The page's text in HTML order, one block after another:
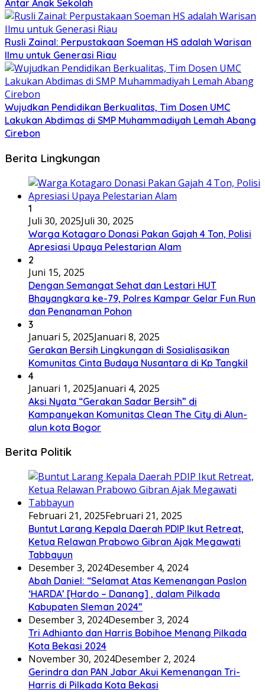
Antar Anak Sekolah
Rusli Zainal: Perpustakaan Soeman HS adalah Warisan
Ilmu untuk Generasi Riau
Wujudkan Pendidikan Berkualitas, Tim Dosen UMC
Lakukan Abdimas di SMP Muhammadiyah Lemah Abang
Cirebon
Berita Lingkungan
1
Juli 30, 2025Juli 30, 2025
Warga Kotagaro Donasi Pakan Gajah 4 Ton, Polisi
Apresiasi Upaya Pelestarian Alam
2
Juni 15, 2025
Dengan Semangat Sehat dan Lestari HUT
Bhayangkara ke-79, Polres Kampar Gelar Fun Run
dan Penanaman Pohon
3
Januari 5, 2025Januari 8, 2025
Gerakan Bersih Lingkungan di Sosialisasikan
Komunitas Cinta Budaya Nusantara di Kp Tangkil
4
Januari 1, 2025Januari 4, 2025
Aksi Nyata “Gerakan Sadar Bersih” di
Kampanyekan Komunitas Clean The City di Alun-
alun kota Bogor
Berita Politik
Februari 21, 2025Februari 21, 2025
Buntut Larang Kepala Daerah PDIP Ikut Retreat,
Ketua Relawan Prabowo Gibran Ajak Megawati
Tabbayun
Desember 3, 2024Desember 4, 2024
Abah Daniel: “Selamat Atas Kemenangan Paslon
‘HARDA’ [Hardo – Danang] , dalam Pilkada
Kabupaten Sleman 2024”
Desember 3, 2024Desember 3, 2024
Tri Adhianto dan Harris Bobihoe Menang Pilkada
Kota Bekasi 2024
November 30, 2024Desember 2, 2024
Gerindra dan PAN Jabar Akui Kemenangan Tri-
Harris di Pilkada Kota Bekasi